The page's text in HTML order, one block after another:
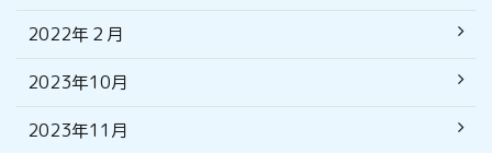
2022年２月
2023年10月
2023年11月